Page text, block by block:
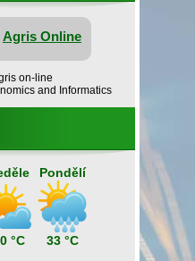
Agris Online
on-line
and Informatics
°C
Pondělí
33 °C